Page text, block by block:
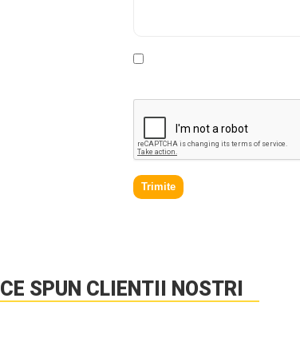
Trimite
CE SPUN CLIENTII NOSTRI